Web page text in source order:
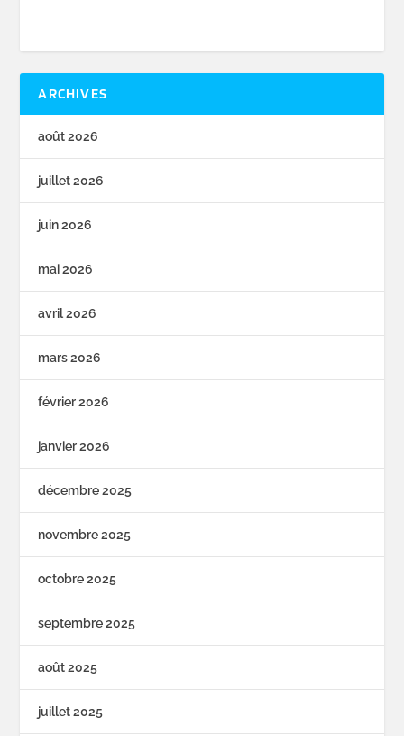
ARCHIVES
août 2026
juillet 2026
juin 2026
mai 2026
avril 2026
mars 2026
février 2026
janvier 2026
décembre 2025
novembre 2025
octobre 2025
septembre 2025
août 2025
juillet 2025